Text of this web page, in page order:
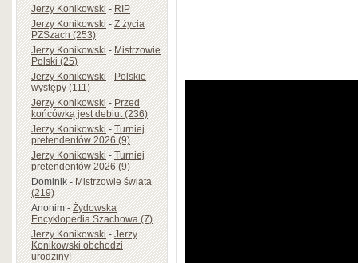
Jerzy Konikowski-RIP
Jerzy Konikowski-Z życia
PZSzach (253)
Jerzy Konikowski-Mistrzowie
Polski (25)
Jerzy Konikowski-Polskie
występy (111)
Jerzy Konikowski-Przed
końcówką jest debiut (236)
Jerzy Konikowski-Turniej
pretendentów 2026 (9)
Jerzy Konikowski-Turniej
pretendentów 2026 (9)
Dominik-Mistrzowie świata
(219)
Anonim-Żydowska
Encyklopedia Szachowa (7)
Jerzy Konikowski-Jerzy
Konikowski obchodzi
urodziny!